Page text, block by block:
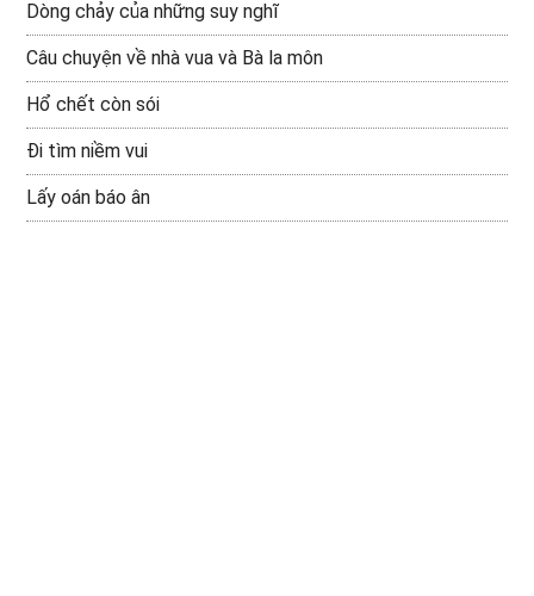
Dòng chảy của những suy nghĩ
Câu chuyện về nhà vua và Bà la môn
Hổ chết còn sói
Đi tìm niềm vui
Lấy oán báo ân